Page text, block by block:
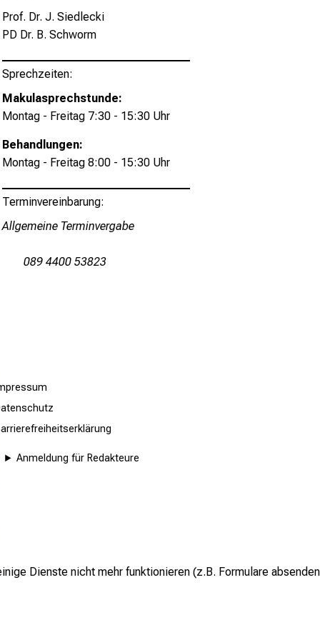
Dienste nicht mehr funktionieren (z.B. Formulare
Prof. Dr. J. Siedlecki
PD Dr. B. Schworm
Sprechzeiten:
Makulasprechstunde:
Montag - Freitag 7:30 - 15:30 Uhr
Behandlungen:
Montag - Freitag 8:00 - 15:30 Uhr
Terminvereinbarung:
Allgemeine Terminvergabe
089 4400 53823
Anmeldung für Redakteure